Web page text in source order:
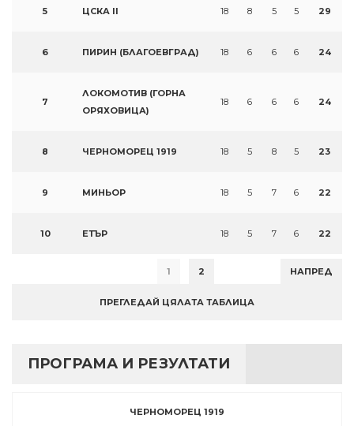
5 ЦСКА II 18 8 5 5 29
6 ПИРИН (БЛАГОЕВГРАД) 18 6 6 6 24
7
ЛОКОМОТИВ (ГОРНА
ОРЯХОВИЦА)
18 6 6 6 24
8 ЧЕРНОМОРЕЦ 1919 18 5 8 5 23
9 МИНЬОР 18 5 7 6 22
10 ЕТЪР 18 5 7 6 22
1 2 НАПРЕД
ПРЕГЛЕДАЙ ЦЯЛАТА ТАБЛИЦА
ПРОГРАМА И РЕЗУЛТАТИ
ЧЕРНОМОРЕЦ 1919